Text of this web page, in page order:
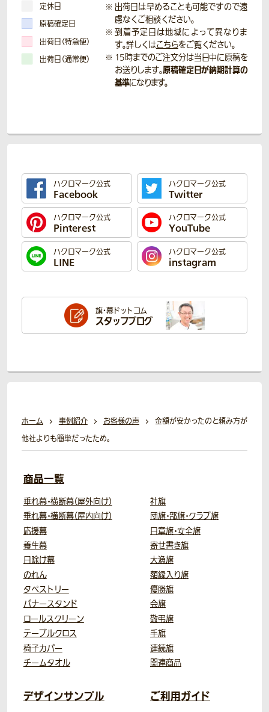
定休日
原稿確定日
出荷日（特急便）
出荷日（通常便）
出荷日は早めることも可能ですので遠
慮なくご相談ください。
到着予定日は地域によって異なりま
す。詳しくはこちらをご覧ください。
15時までのご注文分は当日中に原稿を
お送りします。原稿確定日が納期計算の
基準になります。
ハクロマーク公式
Facebook
ハクロマーク公式
Twitter
ハクロマーク公式
Pinterest
ハクロマーク公式
YouTube
ハクロマーク公式
LINE
ハクロマーク公式
instagram
旗・幕ドットコム
スタッフブログ
ホーム 事例紹介 お客様の声
金額が安かったのと頼み方が
他社よりも簡単だったため。
商品一覧
垂れ幕・横断幕（屋外向け）
垂れ幕・横断幕（屋内向け）
応援幕
養生幕
日除け幕
のれん
タペストリー
バナースタンド
ロールスクリーン
テーブルクロス
椅子カバー
チームタオル
社旗
団旗・部旗・クラブ旗
日章旗・安全旗
寄せ書き旗
大漁旗
額縁入り旗
優勝旗
会旗
敬弔旗
手旗
連続旗
関連商品
デザインサンプル
ご利用ガイド